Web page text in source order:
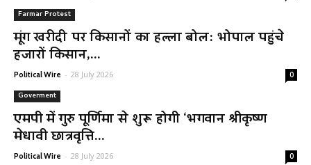
Farmar Protest
मूंग खरीदी पर किसानों का हल्ला बोल: भोपाल पहुंचे
हजारों किसान,...
Political Wire - 28 July 2026 0
Goverment
एमपी में गुरु पूर्णिमा से शुरू होगी ‘भगवान श्रीकृष्ण
मेधावी छात्रवृत्ति...
Political Wire - 28 July 2026 0